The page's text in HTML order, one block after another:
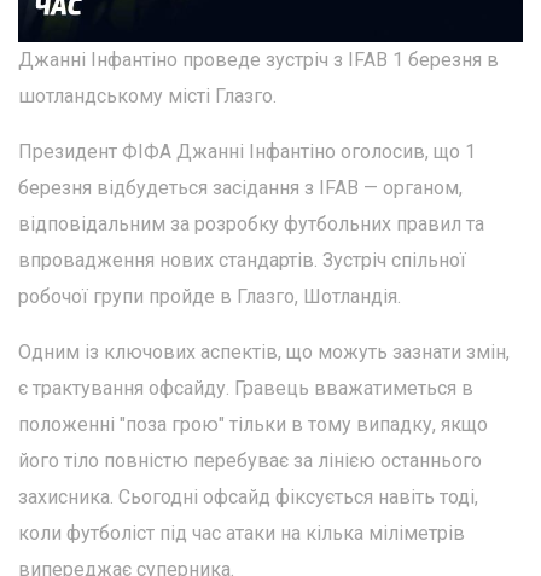
Джанні Інфантіно проведе зустріч з IFAB 1 березня в
шотландському місті Глазго.
Президент ФІФА Джанні Інфантіно оголосив, що 1
березня відбудеться засідання з IFAB — органом,
відповідальним за розробку футбольних правил та
впровадження нових стандартів. Зустріч спільної
робочої групи пройде в Глазго, Шотландія.
Одним із ключових аспектів, що можуть зазнати змін,
є трактування офсайду. Гравець вважатиметься в
положенні "поза грою" тільки в тому випадку, якщо
його тіло повністю перебуває за лінією останнього
захисника. Сьогодні офсайд фіксується навіть тоді,
коли футболіст під час атаки на кілька міліметрів
випереджає суперника.